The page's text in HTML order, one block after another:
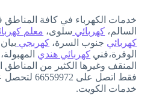
خدمات الكهرباء في كافة المناطق
السالم، كهربائي سلوى، معلم
كهربائي جنوب السرة، كهربجي
الوفرة،فني كهربائي هندي المهبولة،
المنقف وغيرها الكثير من المناطق
فقط اتصل على
خدمات الكويت.